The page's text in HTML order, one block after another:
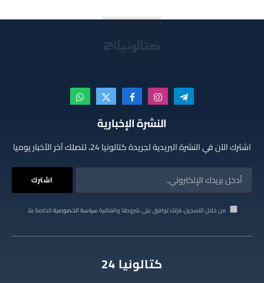
تيلقرام الانستغرامفيسبوكX
(Twitter)
واتساب
النشرة الإخبارية
اشترك الآن في النشرة البريدية لجريدة كتالونيا 24، لتصلك آخر الأخبار يوميا
من خلال التسجيل، فإنك توافق على شروطنا واتفاقيةسياسة الخصوصيةالخاصة بنا.
كتالونيا 24